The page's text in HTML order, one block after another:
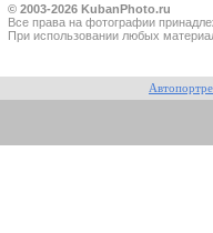
© 2003-2026 KubanPhoto.ru
Все прaва на фотографии
При использовании любых